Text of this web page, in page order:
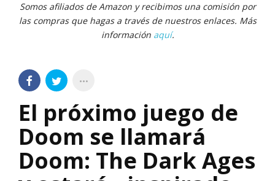
Somos afiliados de Amazon y recibimos una comisión por
las compras que hagas a través de nuestros enlaces. Más
información aquí.
El próximo juego de
Doom se llamará
Doom: The Dark Ages